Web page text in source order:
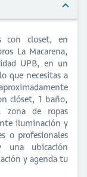
con closet, en
La Macarena,
UPB, en un
que necesitas a
clóset, 1 baño,
zona de ropas
iluminación y
o profesionales
una ubicación
y agenda tu